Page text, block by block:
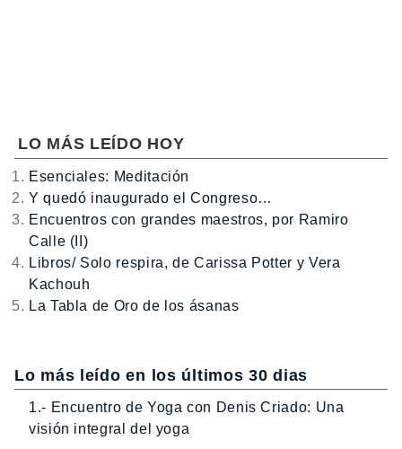
LO MÁS LEÍDO HOY
Esenciales: Meditación
Y quedó inaugurado el Congreso…
Encuentros con grandes maestros, por Ramiro
Calle (II)
Libros/ Solo respira, de Carissa Potter y Vera
Kachouh
La Tabla de Oro de los ásanas
Lo más leído en los últimos 30 dias
1.- Encuentro de Yoga con Denis Criado: Una
visión integral del yoga